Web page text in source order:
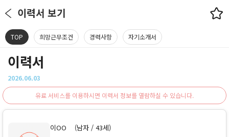
이력서 보기
TOP 희망근무조건 경력사항 자기소개서
이력서
2026.06.03
유료 서비스를 이용하시면 이력서 정보를 열람하실 수 있습니다.
이OO
(남자 / 43세)